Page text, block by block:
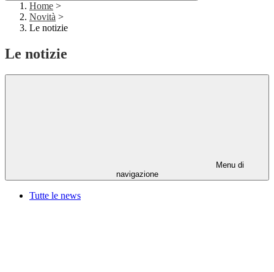
Home >
Novità >
Le notizie
Le notizie
Menu di
navigazione
Tutte le news